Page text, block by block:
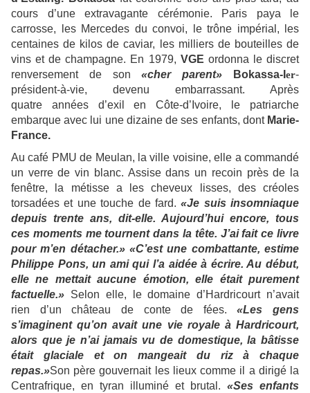
cours d’une extravagante cérémonie. Paris paya le
carrosse, les Mercedes du convoi, le trône impérial, les
centaines de kilos de caviar, les milliers de bouteilles de
vins et de champagne. En 1979, VGE ordonna le discret
renversement de son«cher parent» Bokassa-Ier-
président-à-vie, devenu embarrassant. Après
quatre années d’exil en Côte-d’Ivoire, le patriarche
embarque avec lui une dizaine de ses enfants, dont Marie-
France.
Au café PMU de Meulan, la ville voisine, elle a commandé
un verre de vin blanc. Assise dans un recoin près de la
fenêtre, la métisse a les cheveux lisses, des créoles
torsadées et une touche de fard.«Je suis insomniaque
depuis trente ans, dit-elle. Aujourd’hui encore, tous
ces moments me tournent dans la tête. J’ai fait ce livre
pour m’en détacher.» «C’est une combattante, estime
Philippe Pons, un ami qui l’a aidée à écrire. Au début,
elle ne mettait aucune émotion, elle était purement
factuelle.» Selon elle, le domaine d’Hardricourt n’avait
rien d’un château de conte de fées.«Les gens
s’imaginent qu’on avait une vie royale à Hardricourt,
alors que je n’ai jamais vu de domestique, la bâtisse
était glaciale et on mangeait du riz à chaque
repas.»Son père gouvernait les lieux comme il a dirigé la
Centrafrique, en tyran illuminé et brutal. «Ses enfants